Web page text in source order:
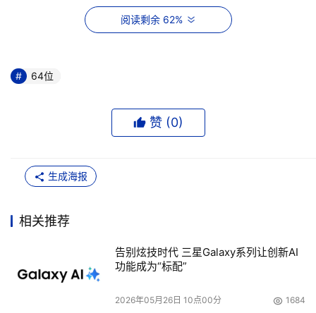
用户大半是一些特殊应用，都是在拿64位的机器跑32位的
这里顺便说一句，特殊用户的诸多需求并不是真正我
是计算量的问题，这方面，双路服务器和集群技术是可以解
决的，所以用户遇到的计算瓶颈不是说只有升级到64位才
商、软件公司和广大行业用户达成共识，才能大面积应用，
务器厂商推出了一些64位产品，而相应的硬件周边设备厂
商并不积极，这也使得一些软件厂商驻足观望或者步伐放
缓。微软公司的比尔•盖茨先生就对当前很多硬件设备厂商
阅读剩余 62%
64位
赞 (0)
生成海报
相关推荐
告别炫技时代 三星Galaxy系列让创新AI
功能成为“标配”
2026年05月26日 10点00分 1684